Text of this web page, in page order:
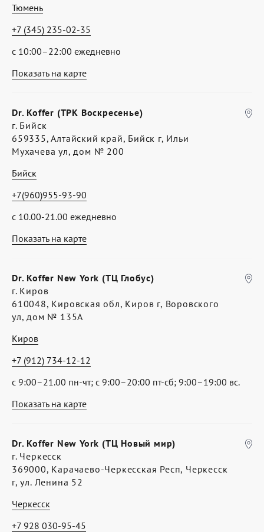
Показать на карте
Тюмень
с 10:00–22:00 ежедневно
+7 (345) 235-02-35
Показать на карте
Dr. Koffer (ТРК Воскресенье)
г. Бийск
659335, Алтайский край, Бийск г, Ильи
Мухачева ул, дом № 200
Бийск
с 10.00-21.00 ежедневно
+7(960)955-93-90
Показать на карте
Dr. Koffer New York (ТЦ Глобус)
г. Киров
610048, Кировская обл, Киров г, Воровского
ул, дом № 135А
Киров
с 9:00–21.00 пн-чт; с 9:00–20:00 пт-сб; 9:00–19:00 вс.
+7 (912) 734-12-12
Dr. Koffer New York (ТЦ Новый мир)
г. Черкесск
369000, Карачаево-Черкесская Респ, Черкесск
г, ул. Ленина 52
Черкесск
+7 928 030-95-45